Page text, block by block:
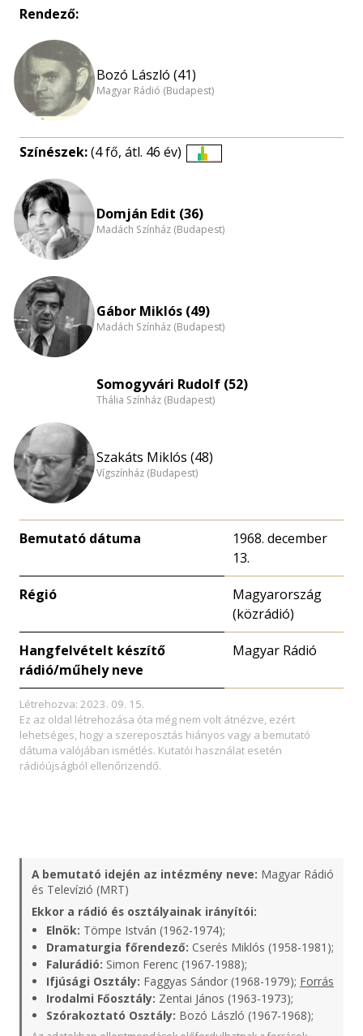
Rendező:
Bozó László (41)
Magyar Rádió (Budapest)
Színészek:(4 fő, átl. 46 év)
nagyítása
Domján Edit (36)
Madách Színház (Budapest)
Gábor Miklós (49)
Madách Színház (Budapest)
Somogyvári Rudolf (52)
Thália Színház (Budapest)
Szakáts Miklós (48)
Vígszínház (Budapest)
Bemutató dátuma
1968. december
13.
Régió
Magyarország
(közrádió)
Hangfelvételt készítő
rádió/műhely neve
Magyar Rádió
Létrehozva: 2023. 09. 15.
Ez az oldal létrehozása óta még nem volt átnézve, ezért
lehetséges, hogy a szereposztás hiányos vagy a bemutató
dátuma valójában ismétlés. Kutatói használat esetén
rádióújságból ellenőrizendő.
A bemutató idején az intézmény neve: Magyar Rádió
és Televízió (MRT)
Ekkor a rádió és osztályainak irányítói:
Elnök: Tömpe István (1962-1974);
Dramaturgia főrendező: Cserés Miklós (1958-1981);
Falurádió: Simon Ferenc (1967-1988);
Ifjúsági Osztály: Faggyas Sándor (1968-1979); Forrás
Irodalmi Főosztály: Zentai János (1963-1973);
Szórakoztató Osztály: Bozó László (1967-1968);